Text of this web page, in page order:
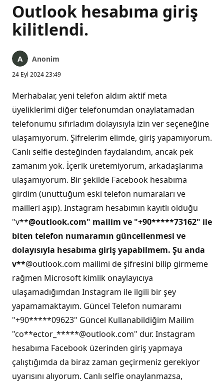
Outlook hesabıma giriş
kilitlendi.
Anonim
24 Eyl 2024 23:49
Merhabalar, yeni telefon aldım aktif meta
üyeliklerimi diğer telefonumdan onaylatamadan
telefonumu sıfırladım dolayısıyla izin ver seçeneğine
ulaşamıyorum. Şifrelerim elimde, giriş yapamıyorum.
Canlı selfie desteğinden faydalandım, ancak pek
zamanım yok. İçerik üretemiyorum, arkadaşlarıma
ulaşamıyorum. Bir şekilde Facebook hesabıma
girdim (unuttuğum eski telefon numaraları ve
mailleri aşıp). Instagram hesabımın kayıtlı olduğu
"v**@outlook.com" mailim ve "+90*****73162" ile
biten telefon numaramın güncellenmesi ve
dolayısıyla hesabıma giriş yapabilmem. Şu anda
v**@outlook.com mailimi de şifresini bilip girmeme
rağmen Microsoft kimlik onaylayıcıya
ulaşamadığımdan Instagram ile ilgili bir şey
yapamamaktayım. Güncel Telefon numaramı
"+90*****09623" Güncel Kullanabildiğim Mailim
"co**ector_*****@outlook.com" dur. Instagram
hesabıma Facebook üzerinden giriş yapmaya
çalıştığımda da biraz zaman geçirmeniz gerekiyor
uyarısını alıyorum. Canlı selfie onaylanmazsa,